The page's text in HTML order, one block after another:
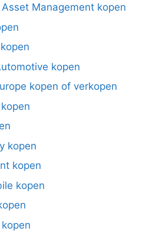
Management kopen
kopen
kopen of verkopen
kopen
kopen
kopen